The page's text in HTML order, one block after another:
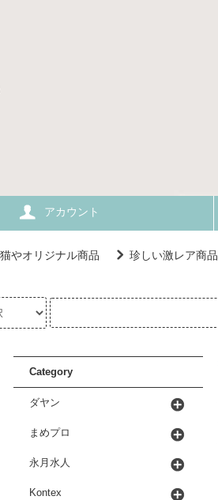
アカウント
猫やオリジナル商品 珍しい激レア商品
Category
ダヤン
まめプロ
永月水人
Kontex